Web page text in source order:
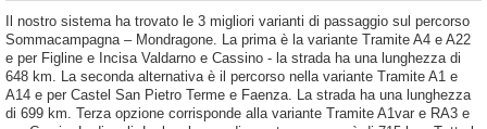
Il nostro sistema ha trovato le 3 migliori varianti di passaggio sul percorso
Sommacampagna – Mondragone. La prima è la variante Tramite A4 e A22
e per Figline e Incisa Valdarno e Cassino - la strada ha una lunghezza di
648 km. La seconda alternativa è il percorso nella variante Tramite A1 e
A14 e per Castel San Pietro Terme e Faenza. La strada ha una lunghezza
di 699 km. Terza opzione corrisponde alla variante Tramite A1var e RA3 e